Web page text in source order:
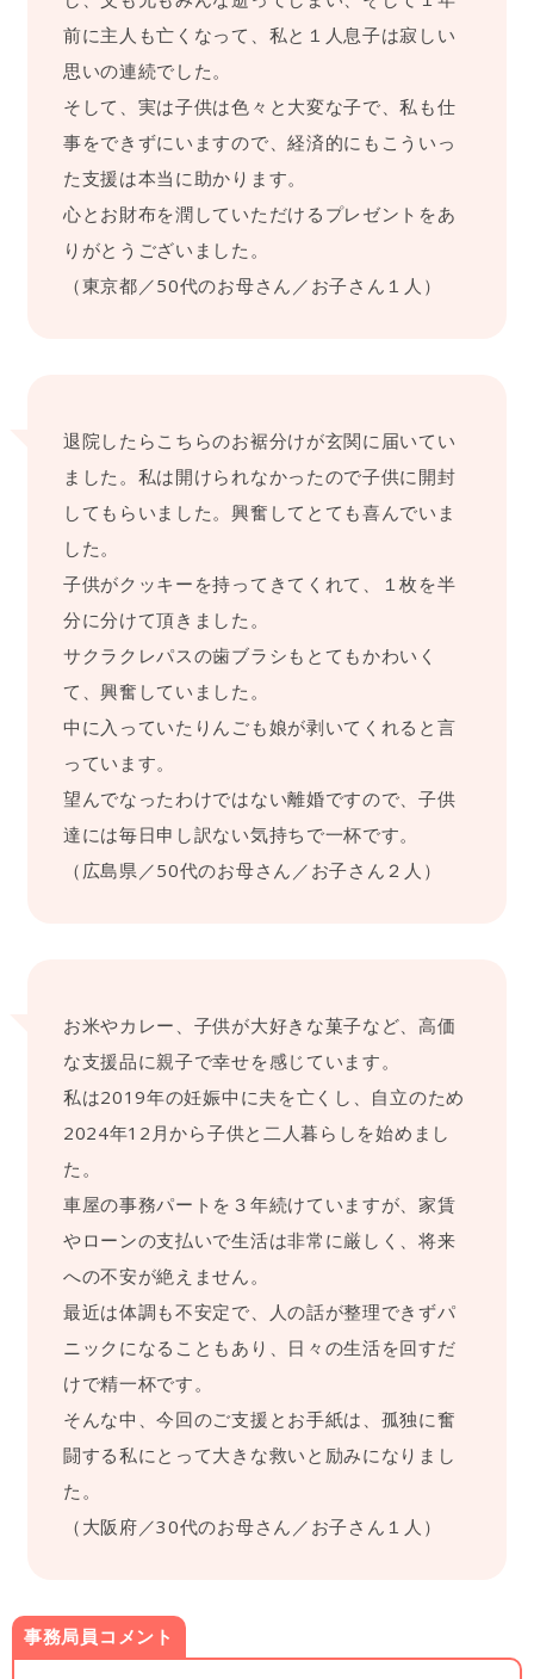
前に主人も亡くなって、私と１人息子は寂しい
思いの連続でした。
そして、実は子供は色々と大変な子で、私も仕
事をできずにいますので、経済的にもこういっ
た支援は本当に助かります。
心とお財布を潤していただけるプレゼントをあ
りがとうございました。
（東京都／50代のお母さん／お子さん１人）
退院したらこちらのお裾分けが玄関に届いてい
ました。私は開けられなかったので子供に開封
してもらいました。興奮してとても喜んでいま
した。
子供がクッキーを持ってきてくれて、１枚を半
分に分けて頂きました。
サクラクレパスの歯ブラシもとてもかわいく
て、興奮していました。
中に入っていたりんごも娘が剥いてくれると言
っています。
望んでなったわけではない離婚ですので、子供
達には毎日申し訳ない気持ちで一杯です。
（広島県／50代のお母さん／お子さん２人）
お米やカレー、子供が大好きな菓子など、高価
な支援品に親子で幸せを感じています。
私は2019年の妊娠中に夫を亡くし、自立のため
2024年12月から子供と二人暮らしを始めまし
た。
車屋の事務パートを３年続けていますが、家賃
やローンの支払いで生活は非常に厳しく、将来
への不安が絶えません。
最近は体調も不安定で、人の話が整理できずパ
ニックになることもあり、日々の生活を回すだ
けで精一杯です。
そんな中、今回のご支援とお手紙は、孤独に奮
闘する私にとって大きな救いと励みになりまし
た。
（大阪府／30代のお母さん／お子さん１人）
事務局員コメント